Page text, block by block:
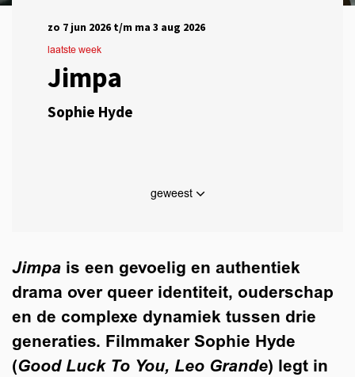
Jimpa
Sophie Hyde
laatste week
zo 7 jun 2026 t/m ma 3 aug 2026
geweest
Jimpa is een gevoelig en authentiek
drama over queer identiteit, ouderschap
en de complexe dynamiek tussen drie
generaties. Filmmaker Sophie Hyde
(Good Luck To You, Leo Grande) legt in